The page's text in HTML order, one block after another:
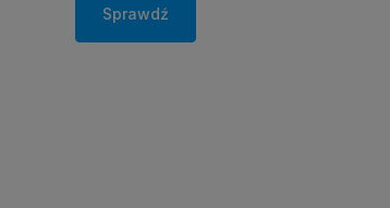
Sprawdź